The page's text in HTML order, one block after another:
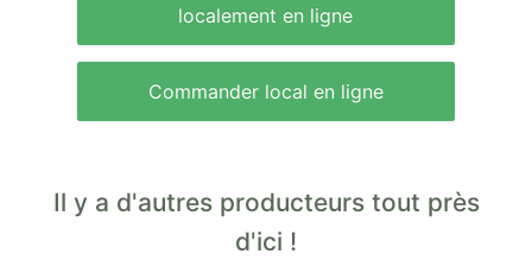
localement en ligne
Commander local en ligne
Il y a d'autres producteurs tout près
d'ici !